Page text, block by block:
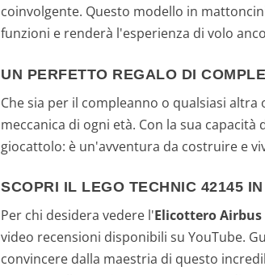
coinvolgente. Questo modello in
funzioni e renderà l'esperienza di volo
UN PERFETTO REGALO DI
Che sia per il compleanno o qualsiasi altra
meccanica di ogni età. Con la sua
giocattolo: è un'avventura da costruire e
SCOPRI IL LEGO TECHNIC 42145
Per chi desidera vedere l'Elicottero Airbus
video recensioni disponibili su YouTube.
convincere dalla maestria di questo